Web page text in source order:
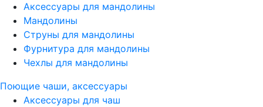
Аксессуары для мандолины
Мандолины
Струны для мандолины
Фурнитура для мандолины
Чехлы для мандолины
Поющие чаши, аксессуары
Аксессуары для чаш